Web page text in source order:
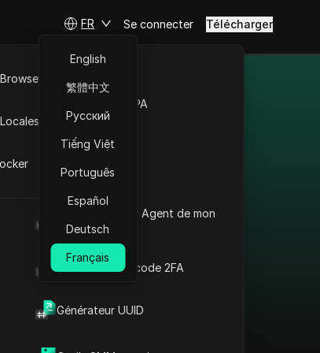
Marché de la RPA
Quel est le User Agent de mon
navigateur
Générateur de code 2FA
Générateur UUID
MCP
FR
English
繁體中文
Русский
Tiếng Việt
Português
Español
Deutsch
Français
Se connecter Télécharger
en
: Proxy Wish